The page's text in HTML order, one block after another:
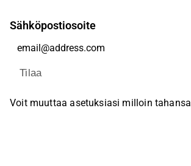
Sähköpostiosoite
Tilaa
Voit muuttaa asetuksiasi milloin tahansa